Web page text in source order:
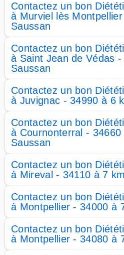
Contactez un bon
à Murviel lès
Saussan
Contactez un bon
à Saint Jean de Védas
Saussan
Contactez un bon
à Juvignac - 34990 à 6
Contactez un bon
à Cournonterral -
Saussan
Contactez un bon
à Mireval - 34110 à 7
Contactez un bon
à Montpellier - 34000 à
Contactez un bon
à Montpellier - 34080 à